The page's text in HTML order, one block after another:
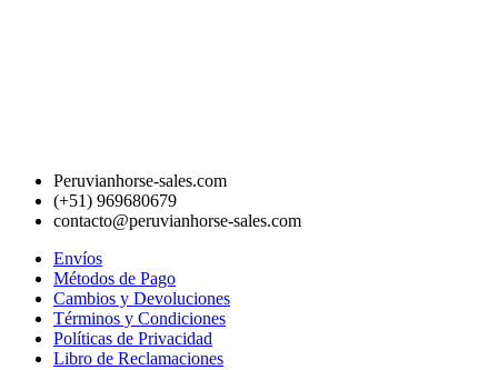
Peruvianhorse-sales.com
(+51) 969680679
contacto@peruvianhorse-sales.com
Envíos
Métodos de Pago
Cambios y Devoluciones
Términos y Condiciones
Políticas de Privacidad
Libro de Reclamaciones